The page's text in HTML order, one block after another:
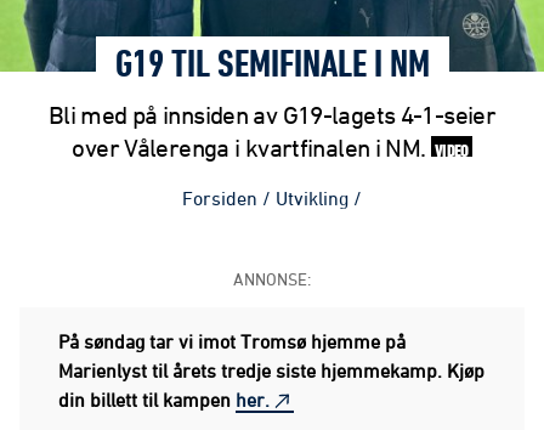
G19 TIL SEMIFINALE I NM
Bli med på innsiden av G19-lagets 4-1-seier
over Vålerenga i kvartfinalen i NM. VIDEO
Forsiden / Utvikling /
ANNONSE:
På søndag tar vi imot Tromsø hjemme på
Marienlyst til årets tredje siste hjemmekamp. Kjøp
din billett til kampen her.